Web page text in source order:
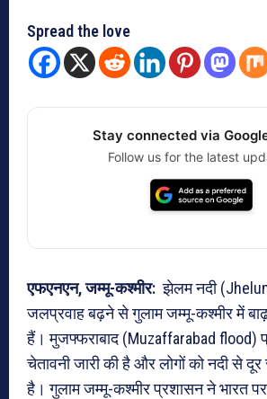
Spread the love
Stay connected via
Follow us for the latest
एफएनएन, जम्मू-कश्मीर: झेलम नदी
जलप्रवाह बढ़ने से गुलाम जम्मू-कश्मीर में
हैं। मुजफ्फराबाद (Muzaffarabad flood)
चेतावनी जारी की है और लोगों को नदी से
है। गुलाम जम्मू-कश्मीर प्रशासन ने भारत